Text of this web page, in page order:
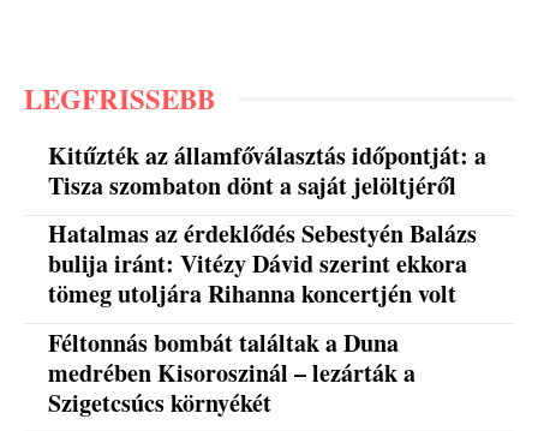
LEGFRISSEBB
Kitűzték az államfőválasztás időpontját: a
Tisza szombaton dönt a saját jelöltjéről
Hatalmas az érdeklődés Sebestyén Balázs
bulija iránt: Vitézy Dávid szerint ekkora
tömeg utoljára Rihanna koncertjén volt
Féltonnás bombát találtak a Duna
medrében Kisoroszinál – lezárták a
Szigetcsúcs környékét